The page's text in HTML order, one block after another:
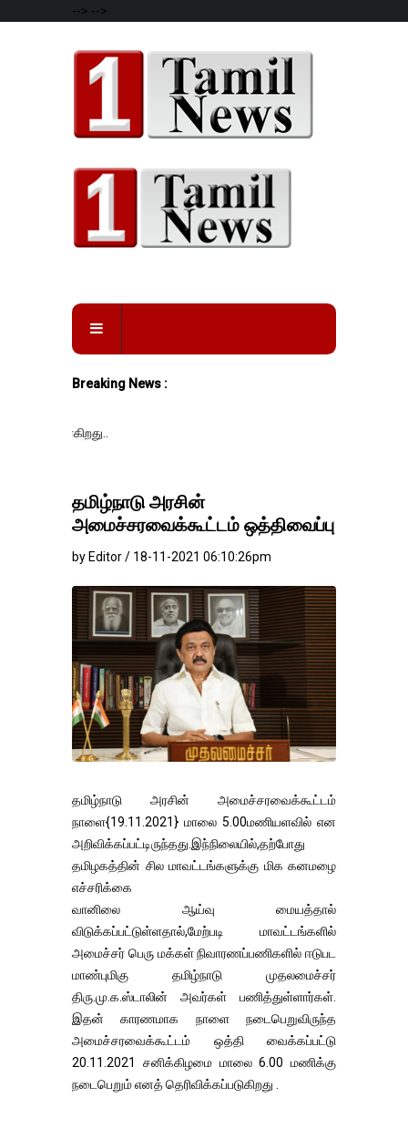
--> -->
Breaking News :
தமிழ்நாடு அரசின்
அமைச்சரவைக்கூட்டம் ஒத்திவைப்பு
by Editor / 18-11-2021 06:10:26pm
தமிழ்நாடு அரசின் அமைச்சரவைக்கூட்டம்
நாளை{19.11.2021} மாலை 5.00மணியளவில் என
அறிவிக்கப்பட்டிருந்தது.இந்நிலையில்,தற்போது
தமிழகத்தின் சில மாவட்டங்களுக்கு மிக கனமழை
எச்சரிக்கை
வானிலை ஆய்வு மையத்தால்
விடுக்கப்பட்டுள்ளதால்,மேற்படி மாவட்டங்களில்
அமைச்சர் பெரு மக்கள் நிவாரணப்பணிகளில் ஈடுபட
மாண்புமிகு தமிழ்நாடு முதலமைச்சர்
திரு.மு.க.ஸ்டாலின் அவர்கள் பணித்துள்ளார்கள்.
இதன் காரணமாக நாளை நடைபெறுவிருந்த
அமைச்சரவைக்கூட்டம் ஒத்தி வைக்கப்பட்டு
20.11.2021 சனிக்கிழமை மாலை 6.00 மணிக்கு
நடைபெறும் எனத் தெரிவிக்கப்படுகிறது .